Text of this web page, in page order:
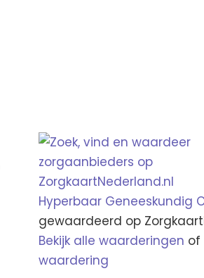
Hyperbaar Geneeskundig
gewaardeerd op
Bekijk alle waarderingen of
waardering